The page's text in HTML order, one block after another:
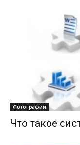
Фотографии
Что такое